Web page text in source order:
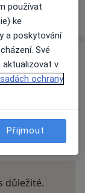
důležité.
používat
ke
a poskytování
Své
v
ochrany
Přijmout